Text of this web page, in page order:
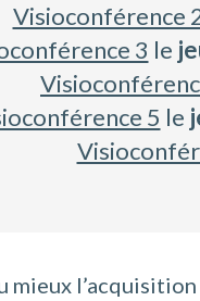
Visioconférence
3 le
5 le
mieux